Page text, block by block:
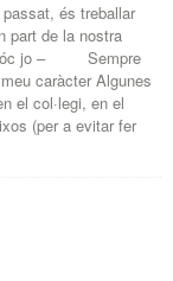
és treballar
part de la nostra
sóc jo – Sempre
caràcter Algunes
el col·legi, en el
(per a evitar fer